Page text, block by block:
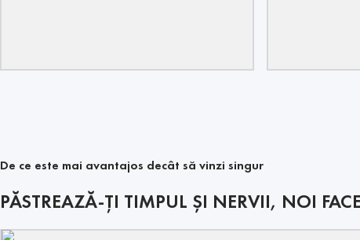
De ce este mai avantajos decât să vinzi singur
PĂSTREAZĂ-ȚI TIMPUL ȘI NERVII, NOI